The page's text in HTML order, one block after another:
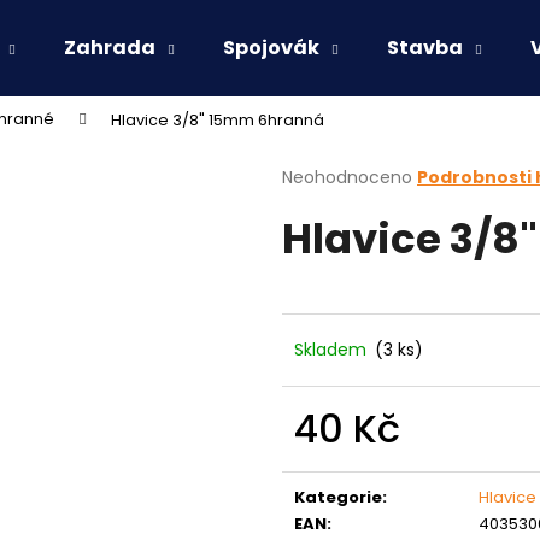
Zahrada Spojovák Stavba
Hlavice 3/8" 15mm 6hranná
Průměrné
produktu
je
5
hvězdiček.
Neohodnoceno Podrobnosti
Hlavice 3/
Skladem (3 ks)
40 Kč
cena:
Kategorie:
EAN:
Co potřebujete najít?
HLEDAT